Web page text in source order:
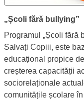
Prezentare
Campanie
Platformă campanie
„Școli fără bullying”
Programul „Școli fără
Salvați Copiii, este
educațional propice
creșterea capacității
sociorelaționale
comunitățile școlare